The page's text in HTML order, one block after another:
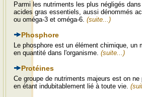
Parmi les nutriments les plus négligés
acides gras essentiels, aussi dénommés
ou oméga-3 et oméga-6. (suite...)
Phosphore
Le phosphore est un élément chimique, un
en quantité dans l'organisme. (suite...)
Protéines
Ce groupe de nutriments majeurs est on
en étant indubitablement lié à toute vie.